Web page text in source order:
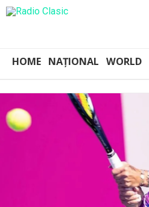
HOME NAȚIONAL WORLD